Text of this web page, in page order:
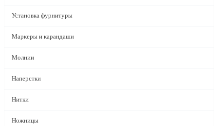
Установка фурнитуры
Маркеры и карандаши
Молнии
Наперстки
Нитки
Ножницы